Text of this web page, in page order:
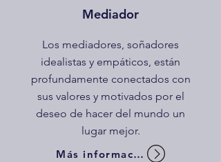
Mediador
Los mediadores, soñadores
idealistas y empáticos, están
profundamente conectados con
sus valores y motivados por el
deseo de hacer del mundo un
lugar mejor.
Más información